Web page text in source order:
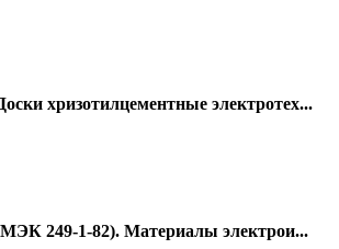
хризотилцементные электротех...
249-1-82). Материалы электрои...